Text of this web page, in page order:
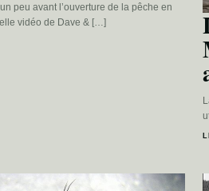
peu avant l’ouverture de la pêche en
vidéo de Dave & […]